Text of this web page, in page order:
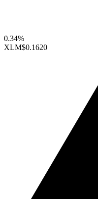
0.34%
XLM$0.1620